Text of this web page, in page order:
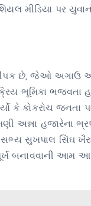
મીડિયા પર
દીપક છે, જેઓ
ભૂમિકા
કે કોકરોચ જનતા
અન્ના હજારેના
સુખપાલ સિંઘ
બનાવવાની આમ